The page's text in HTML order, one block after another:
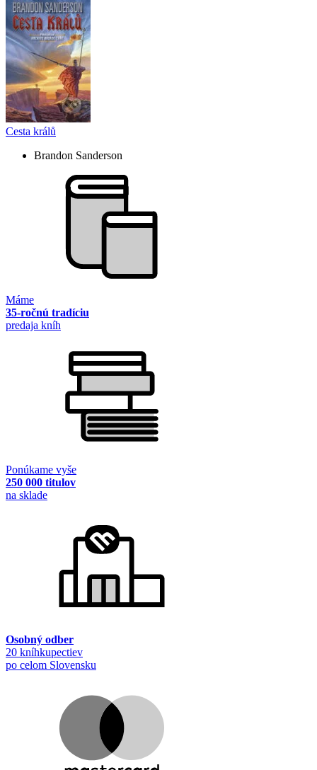
Cesta králů
Brandon Sanderson
Máme
35-ročnú tradíciu
predaja kníh
Ponúkame vyše
250 000 titulov
na sklade
Osobný odber
20 kníhkupectiev
po celom Slovensku